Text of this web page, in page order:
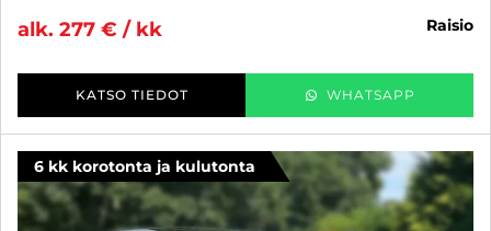
alk. 277 € / kk
raisio
KATSO TIEDOT WHATSAPP
6 kk korotonta ja kulutonta